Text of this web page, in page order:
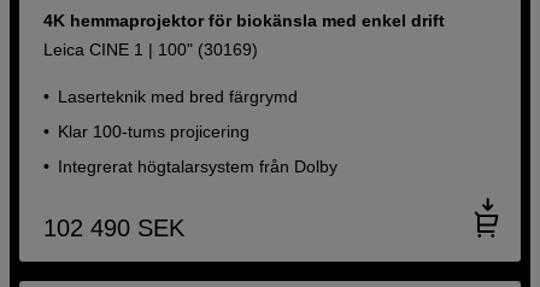
4K hemmaprojektor för biokänsla med enkel drift
Leica CINE 1 | 100" (30169)
Laserteknik med bred färgrymd
Klar 100-tums projicering
Integrerat högtalarsystem från Dolby
102 490 SEK